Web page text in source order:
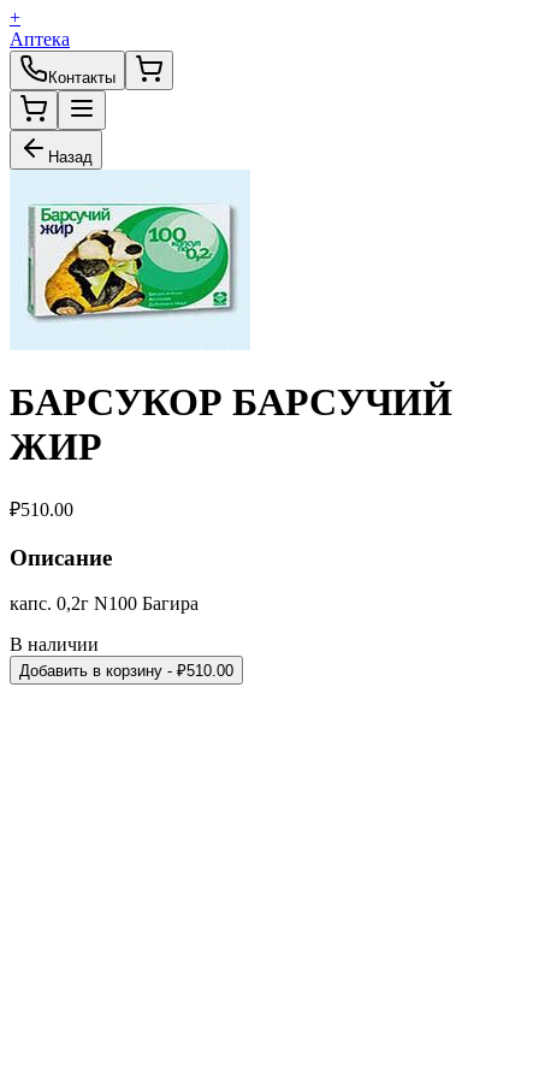
+
Аптека
Контакты
Назад
БАРСУКОР БАРСУЧИЙ
ЖИР
₽510.00
Описание
капс. 0,2г N100 Багира
В наличии
Добавить в корзину - ₽510.00